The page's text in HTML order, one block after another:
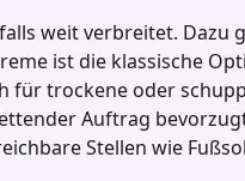
weit verbreitet. Dazu
ist die klassische
trockene oder
Auftrag
Stellen wie